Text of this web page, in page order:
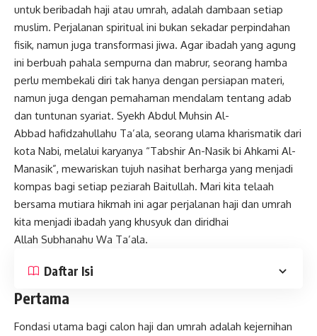
untuk beribadah haji atau umrah, adalah dambaan setiap
muslim. Perjalanan spiritual ini bukan sekadar perpindahan
fisik, namun juga transformasi jiwa. Agar ibadah yang agung
ini berbuah pahala sempurna dan mabrur, seorang hamba
perlu membekali diri tak hanya dengan persiapan materi,
namun juga dengan pemahaman mendalam tentang adab
dan tuntunan syariat. Syekh Abdul Muhsin Al-
Abbad hafidzahullahu Ta’ala, seorang ulama kharismatik dari
kota Nabi, melalui karyanya “Tabshir An-Nasik bi Ahkami Al-
Manasik”, mewariskan tujuh nasihat berharga yang menjadi
kompas bagi setiap peziarah Baitullah. Mari kita telaah
bersama mutiara hikmah ini agar perjalanan haji dan umrah
kita menjadi ibadah yang khusyuk dan diridhai
Allah Subhanahu Wa Ta’ala.
Daftar Isi
Pertama
Fondasi utama bagi calon haji dan umrah adalah kejernihan